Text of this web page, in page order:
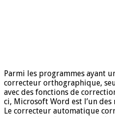
Parmi les programmes ayant
correcteur orthographique,
avec des fonctions de
ci, Microsoft Word est l’un
Le correcteur automatique